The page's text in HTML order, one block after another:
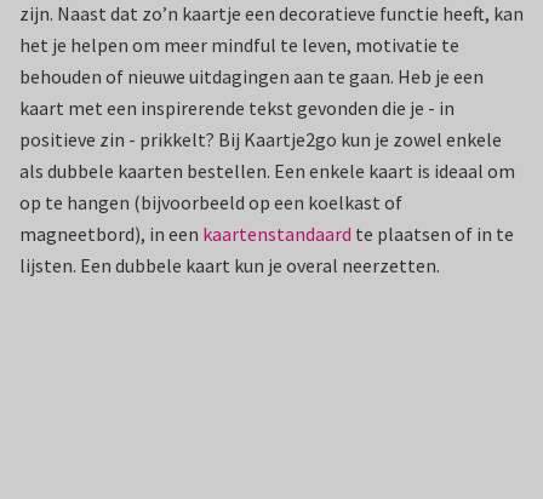
zijn. Naast dat zo’n kaartje een decoratieve functie heeft, kan
het je helpen om meer mindful te leven, motivatie te
behouden of nieuwe uitdagingen aan te gaan. Heb je een
kaart met een inspirerende tekst gevonden die je - in
positieve zin - prikkelt? Bij Kaartje2go kun je zowel enkele
als dubbele kaarten bestellen. Een enkele kaart is ideaal om
op te hangen (bijvoorbeeld op een koelkast of
magneetbord), in een kaartenstandaard te plaatsen of in te
lijsten. Een dubbele kaart kun je overal neerzetten.